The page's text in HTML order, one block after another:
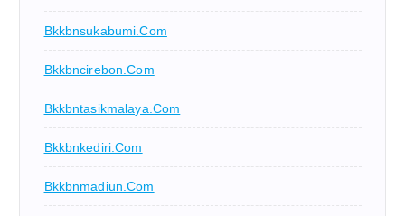
Bkkbnsukabumi.com
Bkkbncirebon.com
Bkkbntasikmalaya.com
Bkkbnkediri.com
Bkkbnmadiun.com